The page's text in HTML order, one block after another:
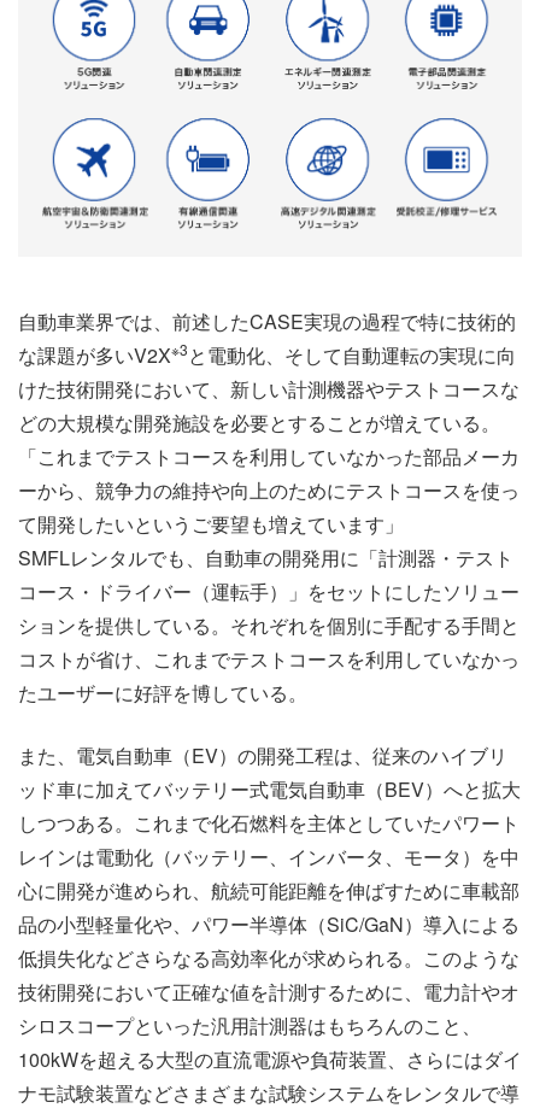
自動車業界では、前述したCASE実現の過程で特に技術的
な課題が多いV2X※3と電動化、そして自動運転の実現に向
けた技術開発において、新しい計測機器やテストコースな
どの大規模な開発施設を必要とすることが増えている。
「これまでテストコースを利用していなかった部品メーカ
ーから、競争力の維持や向上のためにテストコースを使っ
て開発したいというご要望も増えています」
SMFLレンタルでも、自動車の開発用に「計測器・テスト
コース・ドライバー（運転手）」をセットにしたソリュー
ションを提供している。それぞれを個別に手配する手間と
コストが省け、これまでテストコースを利用していなかっ
たユーザーに好評を博している。
また、電気自動車（EV）の開発工程は、従来のハイブリ
ッド車に加えてバッテリー式電気自動車（BEV）へと拡大
しつつある。これまで化石燃料を主体としていたパワート
レインは電動化（バッテリー、インバータ、モータ）を中
心に開発が進められ、航続可能距離を伸ばすために車載部
品の小型軽量化や、パワー半導体（SiC/GaN）導入による
低損失化などさらなる高効率化が求められる。このような
技術開発において正確な値を計測するために、電力計やオ
シロスコープといった汎用計測器はもちろんのこと、
100kWを超える大型の直流電源や負荷装置、さらにはダイ
ナモ試験装置などさまざまな試験システムをレンタルで導